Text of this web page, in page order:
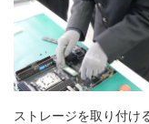
ストレージを取り付け